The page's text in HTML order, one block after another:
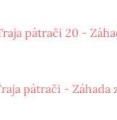
pátrači 20 -
pátrači - Záhada